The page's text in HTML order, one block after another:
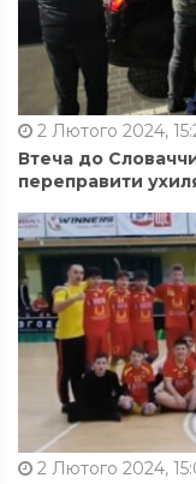
2 Лютого 2024,
Втеча до
переправити
2 Лютого 2024,